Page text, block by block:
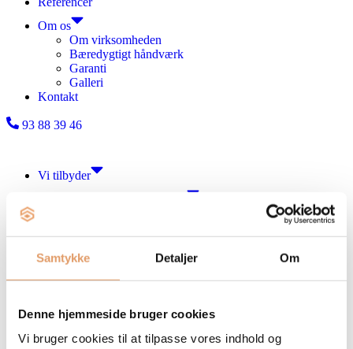
Samtykke Detaljer Om
Denne hjemmeside bruger cookies
Vi bruger cookies til at tilpasse vores indhold og
Om os
Om virksomheden
Bæredygtigt håndværk
Garanti
Galleri
Kontakt
93 88 39 46
Vi tilbyder
Totalentreprise
Totalrenovering
Tømrerarbejde
Tømrer til erhverv
Træterrasse
Garage